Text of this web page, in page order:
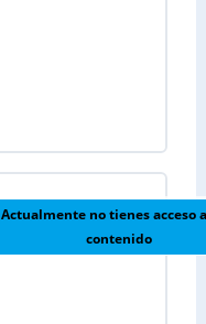
Actualmente no tienes acceso
contenido